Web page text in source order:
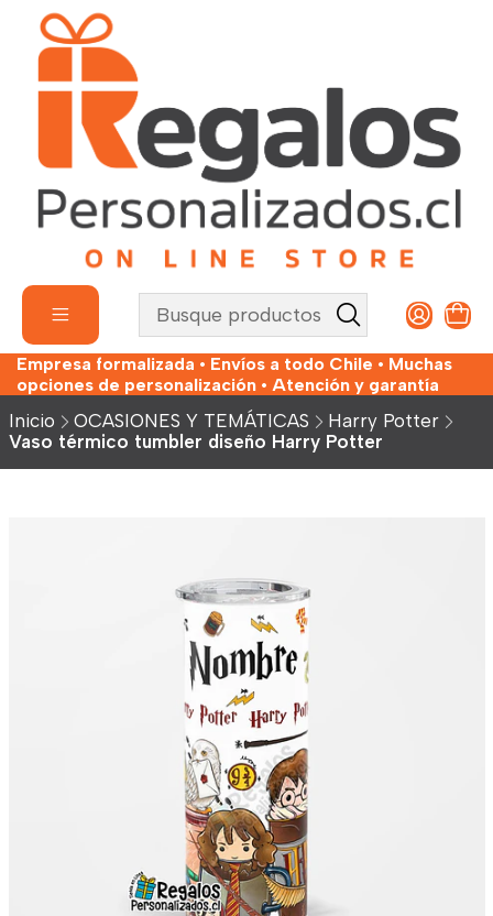
Empresa formalizada • Envíos a todo Chile • Muchas
opciones de personalización • Atención y garantía
Inicio OCASIONES Y TEMÁTICAS
Harry Potter
Vaso térmico tumbler diseño Harry Potter